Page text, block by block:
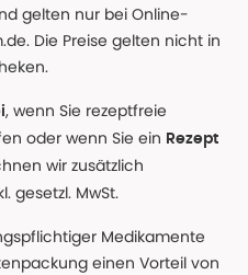
gelten nur bei Online-
Die Preise gelten nicht in
, wenn Sie rezeptfreie
oder wenn Sie ein Rezept
wir zusätzlich
gesetzl. MwSt.
Medikamente
einen Vorteil von